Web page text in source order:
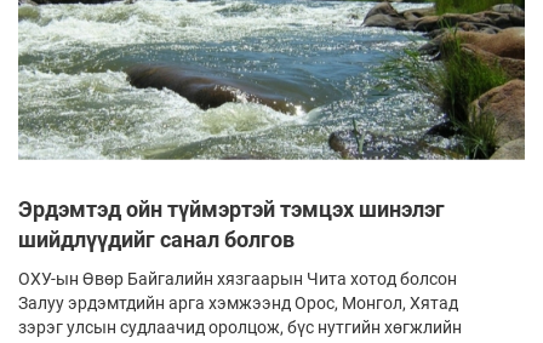
Эрдэмтэд ойн түймэртэй тэмцэх шинэлэг
шийдлүүдийг санал болгов
ОХУ-ын Өвөр Байгалийн хязгаарын Чита хотод болсон
Залуу эрдэмтдийн арга хэмжээнд Орос, Монгол, Хятад
зэрэг улсын судлаачид оролцож, бүс нутгийн хөгжлийн